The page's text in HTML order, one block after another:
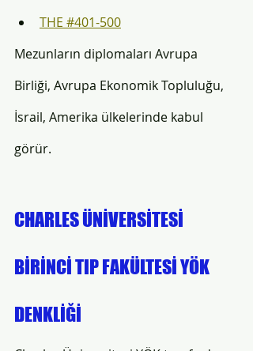
THE #401-500
Mezunların diplomaları Avrupa
Birliği, Avrupa Ekonomik Topluluğu,
İsrail, Amerika ülkelerinde kabul
görür.
CHARLES ÜNİVERSİTESİ
BİRİNCİ TIP FAKÜLTESİ YÖK
DENKLİĞİ